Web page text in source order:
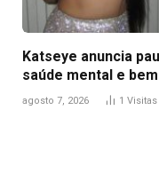
Katseye anuncia
saúde mental e
agosto 7, 2026 1 Visitas